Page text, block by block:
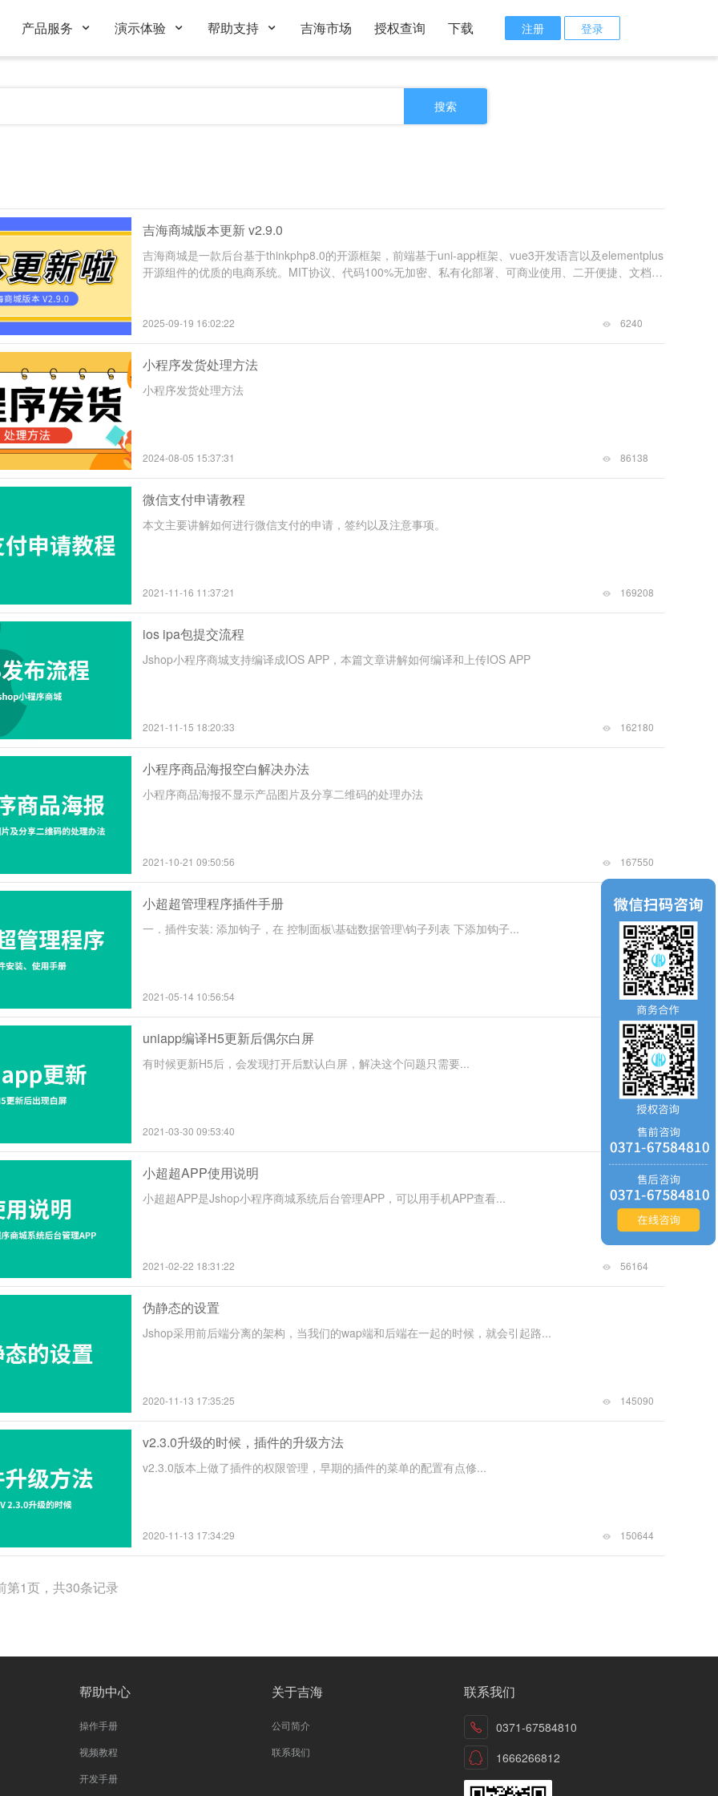
产品服务 演示体验 帮助支持 吉海市场 授权查询 下载 注册 登录
搜索
吉海商城版本更新 v2.9.0
吉海商城是一款后台基于thinkphp8.0的开源框架，前端基于uni-app框架、vue3开发语言以及elementplus
开源组件的优质的电商系统。MIT协议、代码100%无加密、私有化部署、可商业使用、二开便捷、文档齐
2025-09-19 16:02:22 6240
小程序发货处理方法
小程序发货处理方法
2024-08-05 15:37:31 86138
微信支付申请教程
本文主要讲解如何进行微信支付的申请，签约以及注意事项。
2021-11-16 11:37:21 169208
ios ipa包提交流程
Jshop小程序商城支持编译成IOS APP，本篇文章讲解如何编译和上传IOS APP
2021-11-15 18:20:33 162180
小程序商品海报空白解决办法
小程序商品海报不显示产品图片及分享二维码的处理办法
2021-10-21 09:50:56 167550
小超超管理程序插件手册
一．插件安装: 添加钩子，在 控制面板\基础数据管理\钩子列表 下添加钩子...
2021-05-14 10:56:54 139229
uniapp编译H5更新后偶尔白屏
有时候更新H5后，会发现打开后默认白屏，解决这个问题只需要...
2021-03-30 09:53:40 149458
小超超APP使用说明
小超超APP是Jshop小程序商城系统后台管理APP，可以用手机APP查看...
2021-02-22 18:31:22 56164
伪静态的设置
Jshop采用前后端分离的架构，当我们的wap端和后端在一起的时候，就会引起路...
2020-11-13 17:35:25 145090
v2.3.0升级的时候，插件的升级方法
v2.3.0版本上做了插件的权限管理，早期的插件的菜单的配置有点修...
2020-11-13 17:34:29 150644
第1页，共30条记录
帮助中心
操作手册
视频教程
开发手册
关于吉海
公司简介
联系我们
联系我们
0371-67584810
1666266812